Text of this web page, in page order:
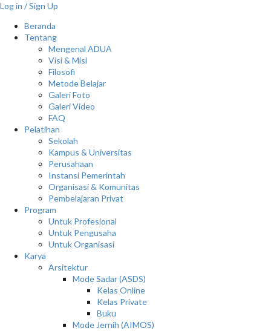
Log in / Sign Up
Beranda
Tentang
Mengenal ADUA
Visi & Misi
Filosofi
Metode Belajar
Galeri Foto
Galeri Video
FAQ
Pelatihan
Sekolah
Kampus & Universitas
Perusahaan
Instansi Pemerintah
Organisasi & Komunitas
Pembelajaran Privat
Program
Untuk Profesional
Untuk Pengusaha
Untuk Organisasi
Karya
Arsitektur
Mode Sadar (ASDS)
Kelas Online
Kelas Private
Buku
Mode Jernih (AIMOS)